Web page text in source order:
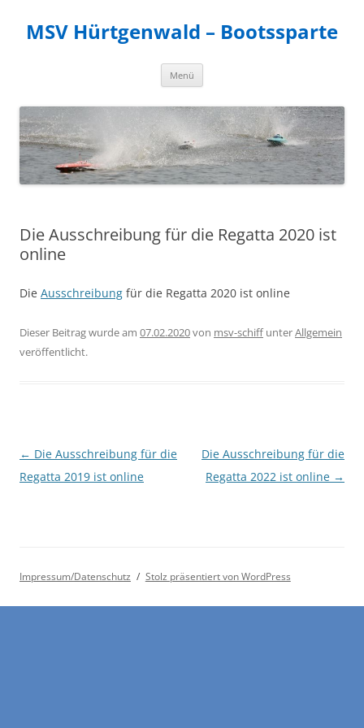
MSV Hürtgenwald – Bootssparte
Menü
Die Ausschreibung für die Regatta 2020 ist
online
Die Ausschreibung für die Regatta 2020 ist online
Dieser Beitrag wurde am 07.02.2020von msv-schiffunterAllgemein
veröffentlicht.
Beitrags-
Navigation
← Die Ausschreibung für die
Regatta 2019 ist online
Die Ausschreibung für die
Regatta 2022 ist online →
Impressum/Datenschutz Stolz präsentiert von WordPress